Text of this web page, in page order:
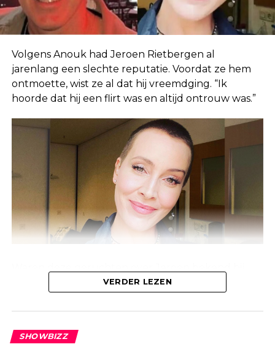
Volgens Anouk had Jeroen Rietbergen al
jarenlang een slechte reputatie. Voordat ze hem
ontmoette, wist ze al dat hij vreemdging. “Ik
hoorde dat hij een flirt was en altijd ontrouw was.”
Linda, of waren ze alleen bekend bij de mensen
geruchten al jaren geleden de ronde deden.
VERDER LEZEN
SHOWBIZZ